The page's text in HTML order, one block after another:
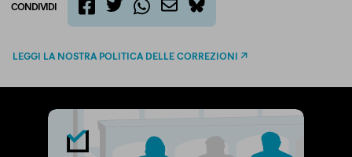
CONDIVIDI
bluesky
LEGGI LA NOSTRA POLITICA DELLE CORREZIONI